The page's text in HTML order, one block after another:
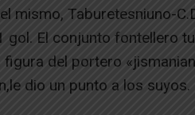
mismo, Taburetesniuno-
gol. El conjunto fontellero
figura del portero
dio un punto a los suyos.